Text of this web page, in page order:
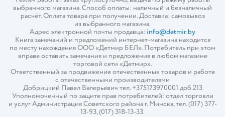
выбранного магазина. Способ оплаты: наличный и безналичный
расчёт. Оплата товара при получении. Доставка: самовывоз
из выбранного магазина.
Адрес электронной почты продавца: info@detmir.by
Книга замечаний и предложений интернет-магазина находится
по месту нахождения ООО «Детмир БЕЛ». Потребитель при этом
вправе оставить замечания и предложения в любом магазине
торговой сети «Детмир».
Ответственный за продвижение отечественных товаров и работе
с отечественными производителями
Добрицкий Павел Валерьевич тел. +375173970001 доб.213
Уполномоченный по защите прав потребителей: отдел торговли
и услуг Администрация Советского района г. Минска, тел. (017) 377-
13-93, (017) 318-13-33.